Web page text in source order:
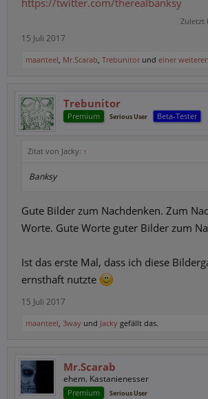
https://twitter.com/thereaIbanksy
Zuletzt
15 Juli 2017
maanteel, Mr.Scarab, Trebunitor und einer
Trebunitor
Premium Serious User Beta-Tester
Zitat von Jacky: ↑
Banksy
Gute Bilder zum Nachdenken. Zum
Worte. Gute Worte guter Bilder zum
Ist das erste Mal, dass ich diese
ernsthaft nutzte
15 Juli 2017
maanteel, 3way und Jacky gefällt das.
Mr.Scarab
ehem. Kastanienesser
Premium Serious User